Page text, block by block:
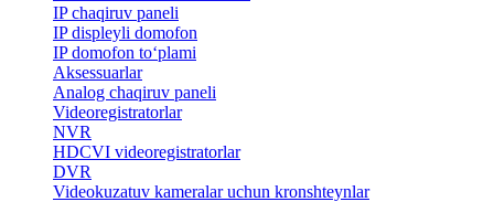
IP chaqiruv paneli
IP displeyli domofon
IP domofon to‘plami
Aksessuarlar
Analog chaqiruv paneli
Videoregistratorlar
NVR
HDCVI videoregistratorlar
DVR
Videokuzatuv kameralar uchun kronshteynlar